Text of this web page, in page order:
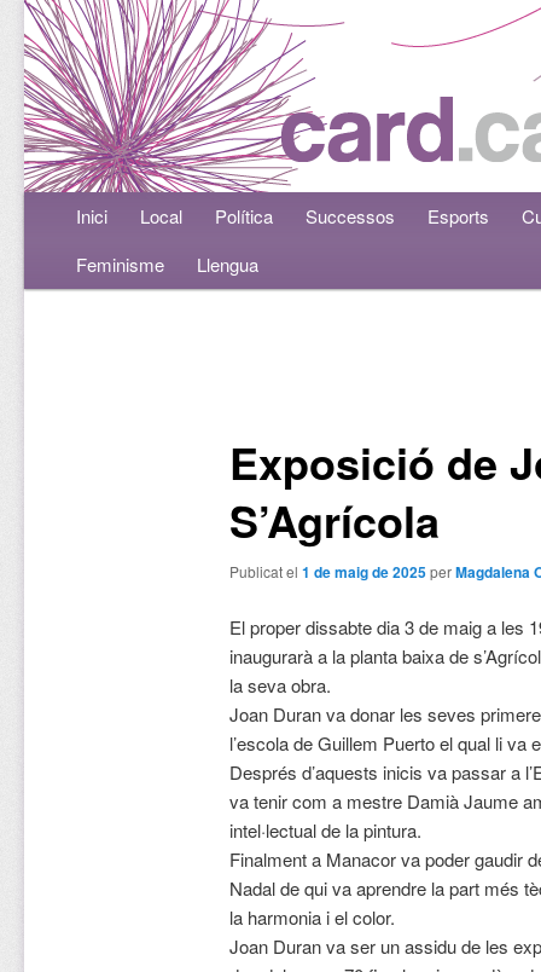
Menú principalAneu al contingut principal
Aneu al contingut secundari
Inici Local Política Successos Esports
Feminisme
Llengua
Exposició de
S’Agrícola
Publicat el 1 de maig de 2025perMagdalena
El proper dissabte dia 3 de maig a les
inaugurarà a la planta baixa de
la seva obra.
Joan Duran va donar les seves
l’escola de Guillem Puerto el qual li
Després d’aquests inicis va passar a
va tenir com a mestre Damià Jaume
intel·lectual de la pintura.
Finalment a Manacor va poder gaudir
Nadal de qui va aprendre la part més
la harmonia i el color.
Joan Duran va ser un assidu de les